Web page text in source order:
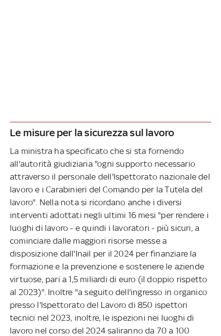
Le misure per la sicurezza sul lavoro
La ministra ha specificato che si sta fornendo
all'autorità giudiziaria "ogni supporto necessario
attraverso il personale dell'Ispettorato nazionale del
lavoro e i Carabinieri del Comando per la Tutela del
lavoro". Nella nota si ricordano anche i diversi
interventi adottati negli ultimi 16 mesi "per rendere i
luoghi di lavoro - e quindi i lavoratori - più sicuri, a
cominciare dalle maggiori risorse messe a
disposizione dall'Inail per il 2024 per finanziare la
formazione e la prevenzione e sostenere le aziende
virtuose, pari a 1,5 miliardi di euro (il doppio rispetto
al 2023)". Inoltre "a seguito dell'ingresso in organico
presso l'Ispettorato del Lavoro di 850 ispettori
tecnici nel 2023, inoltre, le ispezioni nei luoghi di
lavoro nel corso del 2024 saliranno da 70 a 100